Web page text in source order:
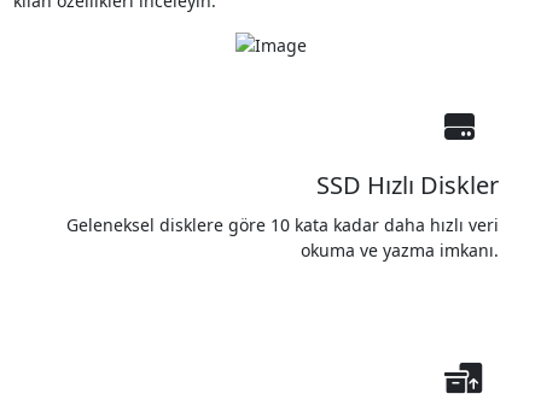
SSD Hızlı Diskler
Geleneksel disklere göre 10 kata kadar daha hızlı veri
okuma ve yazma imkanı.